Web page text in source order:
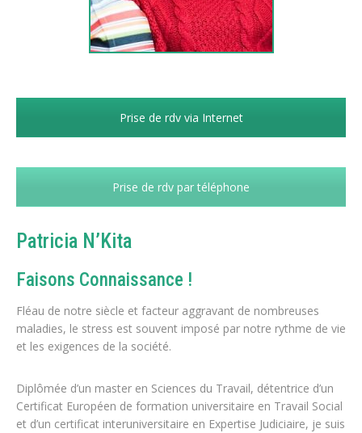
Prise de rdv via Internet
Prise de rdv par téléphone
Patricia N’Kita
Faisons Connaissance !
Fléau de notre siècle et facteur aggravant de nombreuses
maladies, le stress est souvent imposé par notre rythme de vie
et les exigences de la société.
Diplômée d’un master en Sciences du Travail, détentrice d’un
Certificat Européen de formation universitaire en Travail Social
et d’un certificat interuniversitaire en Expertise Judiciaire, je suis